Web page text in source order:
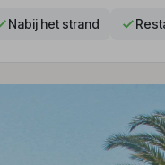
Nabij het strand